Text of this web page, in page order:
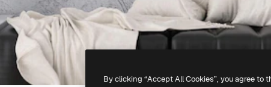
By clicking “Accept All Cookies”, you agree